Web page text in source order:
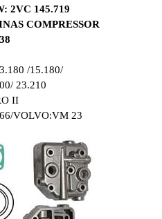
2VC 145.719
COMPRESSOR
/15.180/
23.210
II
VOLVO:VM 23